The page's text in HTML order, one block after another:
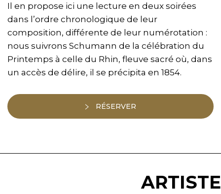
Il en propose ici une lecture en deux soirées
dans l’ordre chronologique de leur
composition, différente de leur numérotation :
nous suivrons Schumann de la célébration du
Printemps à celle du Rhin, fleuve sacré où, dans
un accès de délire, il se précipita en 1854.
RÉSERVER
ARTISTE